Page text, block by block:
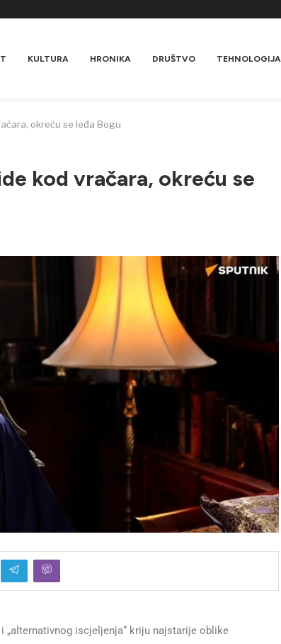
KULTURA HRONIKA DRUŠTVO TEHNOLOGIJA
okreću se leđa Bogu
kod vračara, okreću se
„alternativnog iscjeljenja“ kriju najstarije oblike